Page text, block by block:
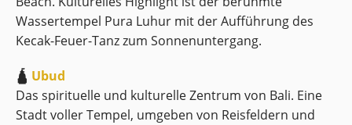
Wassertempel Pura Luhur mit der Aufführung des
Kecak-Feuer-Tanz zum Sonnenuntergang.
🛕 Ubud
Das spirituelle und kulturelle Zentrum von Bali. Eine
Stadt voller Tempel, umgeben von Reisfeldern und